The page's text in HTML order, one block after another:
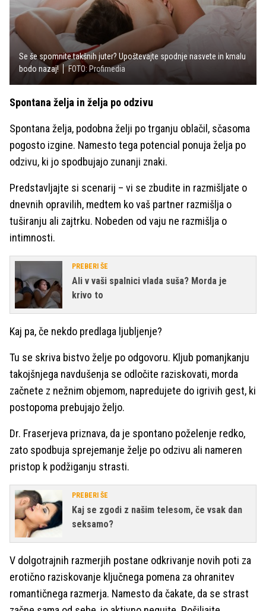
Se še spomnite takšnih juter? Upoštevajte spodnje nasvete in kmalu
bodo nazaj!
FOTO: Profimedia
Spontana želja in želja po odzivu
Spontana želja, podobna želji po trganju oblačil, sčasoma
pogosto izgine. Namesto tega potencial ponuja želja po
odzivu, ki jo spodbujajo zunanji znaki.
Predstavljajte si scenarij – vi se zbudite in razmišljate o
dnevnih opravilih, medtem ko vaš partner razmišlja o
tuširanju ali zajtrku. Nobeden od vaju ne razmišlja o
intimnosti.
PREBERI ŠE
Ali v vaši spalnici vlada suša? Morda je
krivo to
Kaj pa, če nekdo predlaga ljubljenje?
Tu se skriva bistvo želje po odgovoru. Kljub pomanjkanju
takojšnjega navdušenja se odločite raziskovati, morda
začnete z nežnim objemom, napredujete do igrivih gest, ki
postopoma prebujajo željo.
Dr. Fraserjeva priznava, da je spontano poželenje redko,
zato spodbuja sprejemanje želje po odzivu ali nameren
pristop k podžiganju strasti.
PREBERI ŠE
Kaj se zgodi z našim telesom, če vsak dan
seksamo?
V dolgotrajnih razmerjih postane odkrivanje novih poti za
erotično raziskovanje ključnega pomena za ohranitev
romantičnega razmerja. Namesto da čakate, da se strast